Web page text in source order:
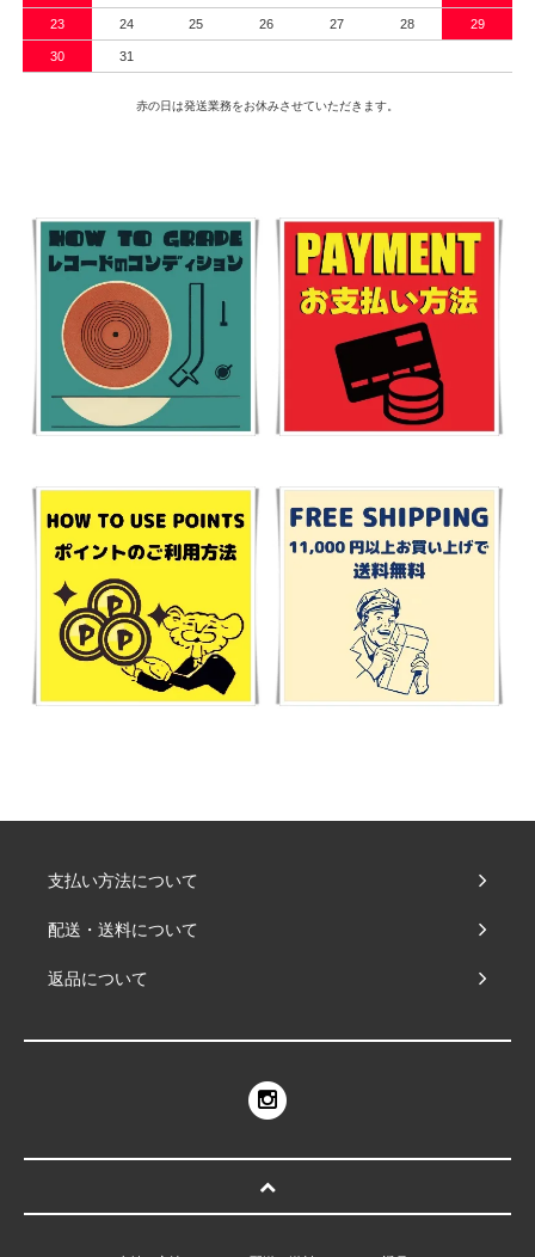
23 24 25 26 27 28 29
30 31
赤の日は発送業務をお休みさせていただきます。
支払い方法について
配送・送料について
返品について